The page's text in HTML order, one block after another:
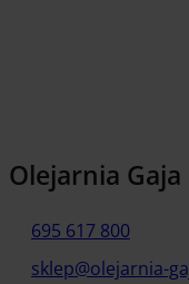
Olejarnia Gaja
695 617 800
sklep@olejarnia-